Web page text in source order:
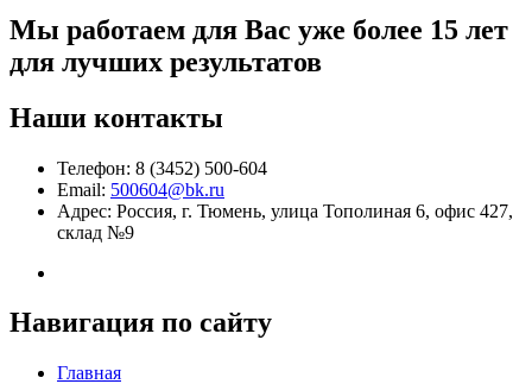
Мы работаем для Вас уже более 15 лет
для лучших результатов
Наши контакты
Телефон: 8 (3452) 500-604
Email: 500604@bk.ru
Адрес: Россия, г. Тюмень, улица Тополиная 6, офис 427,
склад №9
Навигация по сайту
Главная